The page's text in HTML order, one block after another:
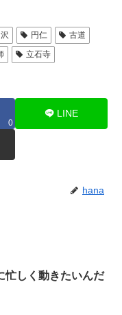
円仁
古道
立石寺
0
LINE
hana
忙しく動きたいんだ